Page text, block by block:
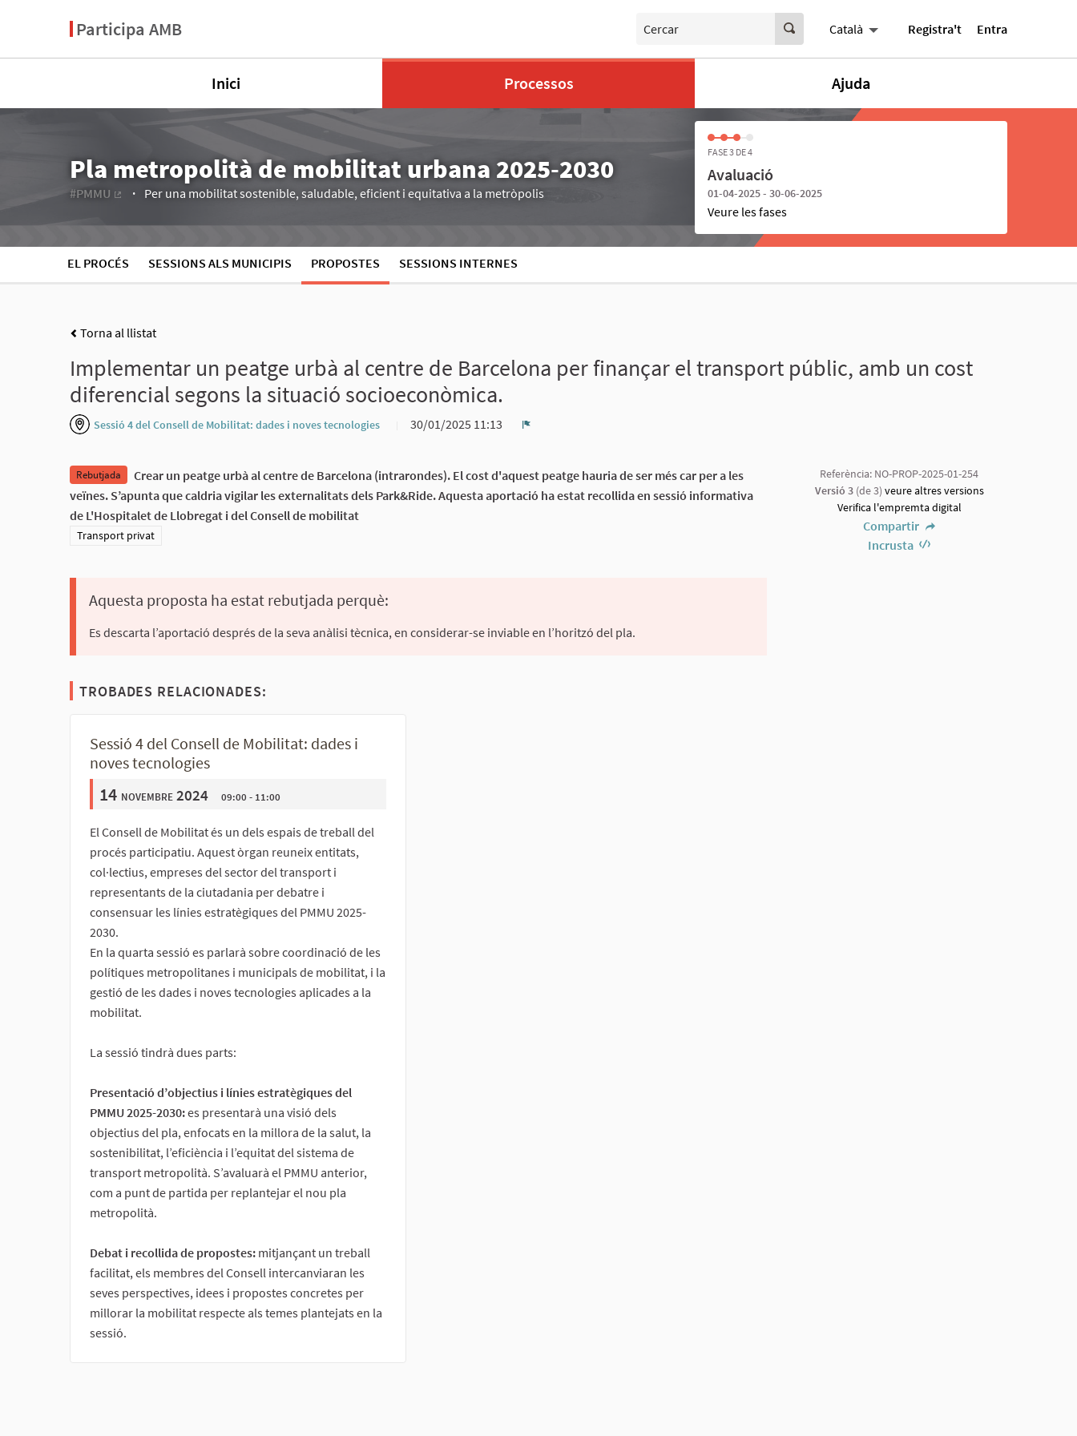
Participa AMB Cercar Català Registra't Entra
Inici Processos Ajuda
Pla metropolità de mobilitat urbana 2025-2030
#PMMU
Per una mobilitat sostenible, saludable, eficient i equitativa a la metròpolis
FASE 3 DE 4
Avaluació
01-04-2025 - 30-06-2025
Veure les fases
EL PROCÉS SESSIONS ALS MUNICIPIS PROPOSTES SESSIONS INTERNES
Torna al llistat
Implementar un peatge urbà al centre de Barcelona per finançar el transport públic, amb un cost
diferencial segons la situació socioeconòmica.
Sessió 4 del Consell de Mobilitat: dades i noves tecnologies
30/01/2025 11:13
Rebutjada
Crear un peatge urbà al centre de Barcelona (intrarondes). El cost d'aquest peatge hauria de ser més car per a les
veïnes. S’apunta que caldria vigilar les externalitats dels Park&Ride. Aquesta aportació ha estat recollida en sessió informativa
de L'Hospitalet de Llobregat i del Consell de mobilitat
Resultats al filtrar per la categoria: Transport privat
Transport privat
Aquesta proposta ha estat rebutjada perquè:
Es descarta l’aportació després de la seva anàlisi tècnica, en considerar-se inviable en l’horitzó del pla.
TROBADES RELACIONADES:
Sessió 4 del Consell de Mobilitat: dades i
noves tecnologies
14 novembre 2024 09:00 - 11:00
El Consell de Mobilitat és un dels espais de treball del
procés participatiu. Aquest òrgan reuneix entitats,
col·lectius, empreses del sector del transport i
representants de la ciutadania per debatre i
consensuar les línies estratègiques del PMMU 2025-
2030.
En la quarta sessió es parlarà sobre coordinació de les
polítiques metropolitanes i municipals de mobilitat, i la
gestió de les dades i noves tecnologies aplicades a la
mobilitat.
La sessió tindrà dues parts:
Presentació d’objectius i línies estratègiques del
PMMU 2025-2030:es presentarà una visió dels
objectius del pla, enfocats en la millora de la salut, la
sostenibilitat, l’eficiència i l’equitat del sistema de
transport metropolità. S’avaluarà el PMMU anterior,
com a punt de partida per replantejar el nou pla
metropolità.
Debat i recollida de propostes: mitjançant un treball
facilitat, els membres del Consell intercanviaran les
seves perspectives, idees i propostes concretes per
millorar la mobilitat respecte als temes plantejats en la
sessió.
Referència: NO-PROP-2025-01-254
Versió 3(de 3) veure altres versions
Verifica l'empremta digital
Compartir
Incrusta